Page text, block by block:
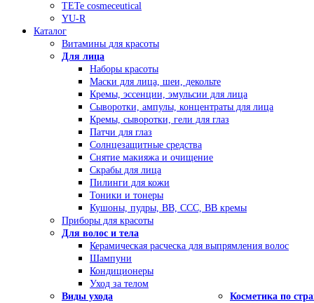
TETe cosmeceutical
YU-R
Каталог
Витамины для красоты
Для лица
Наборы красоты
Маски для лица, шеи, декольте
Кремы, эссенции, эмульсии для лица
Сыворотки, ампулы, концентраты для лица
Кремы, сыворотки, гели для глаз
Патчи для глаз
Солнцезащитные средства
Снятие макияжа и очищение
Скрабы для лица
Пилинги для кожи
Тоники и тонеры
Кушоны, пудры, ВВ, ССС, ВВ кремы
Приборы для красоты
Для волос и тела
Керамическая расческа для выпрямления волос
Шампуни
Кондиционеры
Уход за телом
Виды ухода
Косметика по